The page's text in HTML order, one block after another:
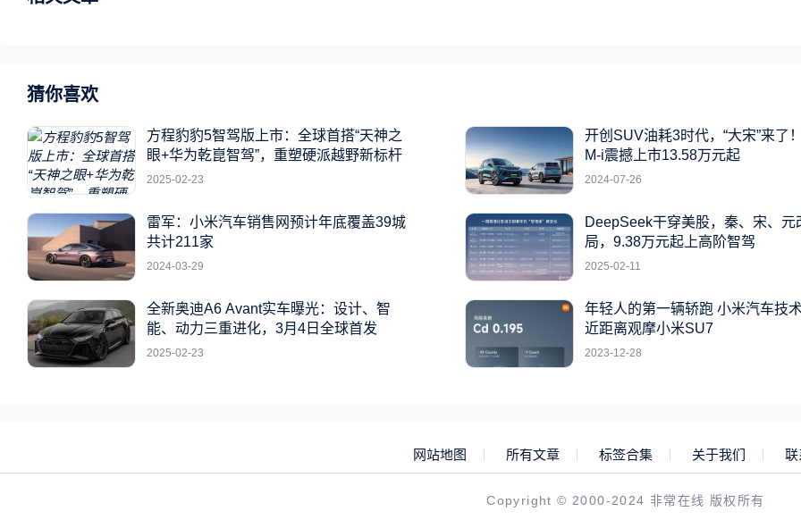
猜你喜欢
方程豹豹5智驾版上市：全球首搭“天神之
眼+华为乾崑智驾”，重塑硬派越野新标杆
2025-02-23
开创SUV油耗3时代，“大宋”来了
M-i震撼上市13.58万元起
2024-07-26
雷军：小米汽车销售网预计年底覆盖39城
共计211家
2024-03-29
DeepSeek干穿美股，秦、宋、元
局，9.38万元起上高阶智驾
2025-02-11
全新奥迪A6 Avant实车曝光：设计、智
能、动力三重进化，3月4日全球首发
2025-02-23
年轻人的第一辆轿跑 小米汽车技
近距离观摩小米SU7
2023-12-28
网站地图 所有文章 标签合集 关于我们 联
Copyright © 2000-2024 非常在线 版权所有